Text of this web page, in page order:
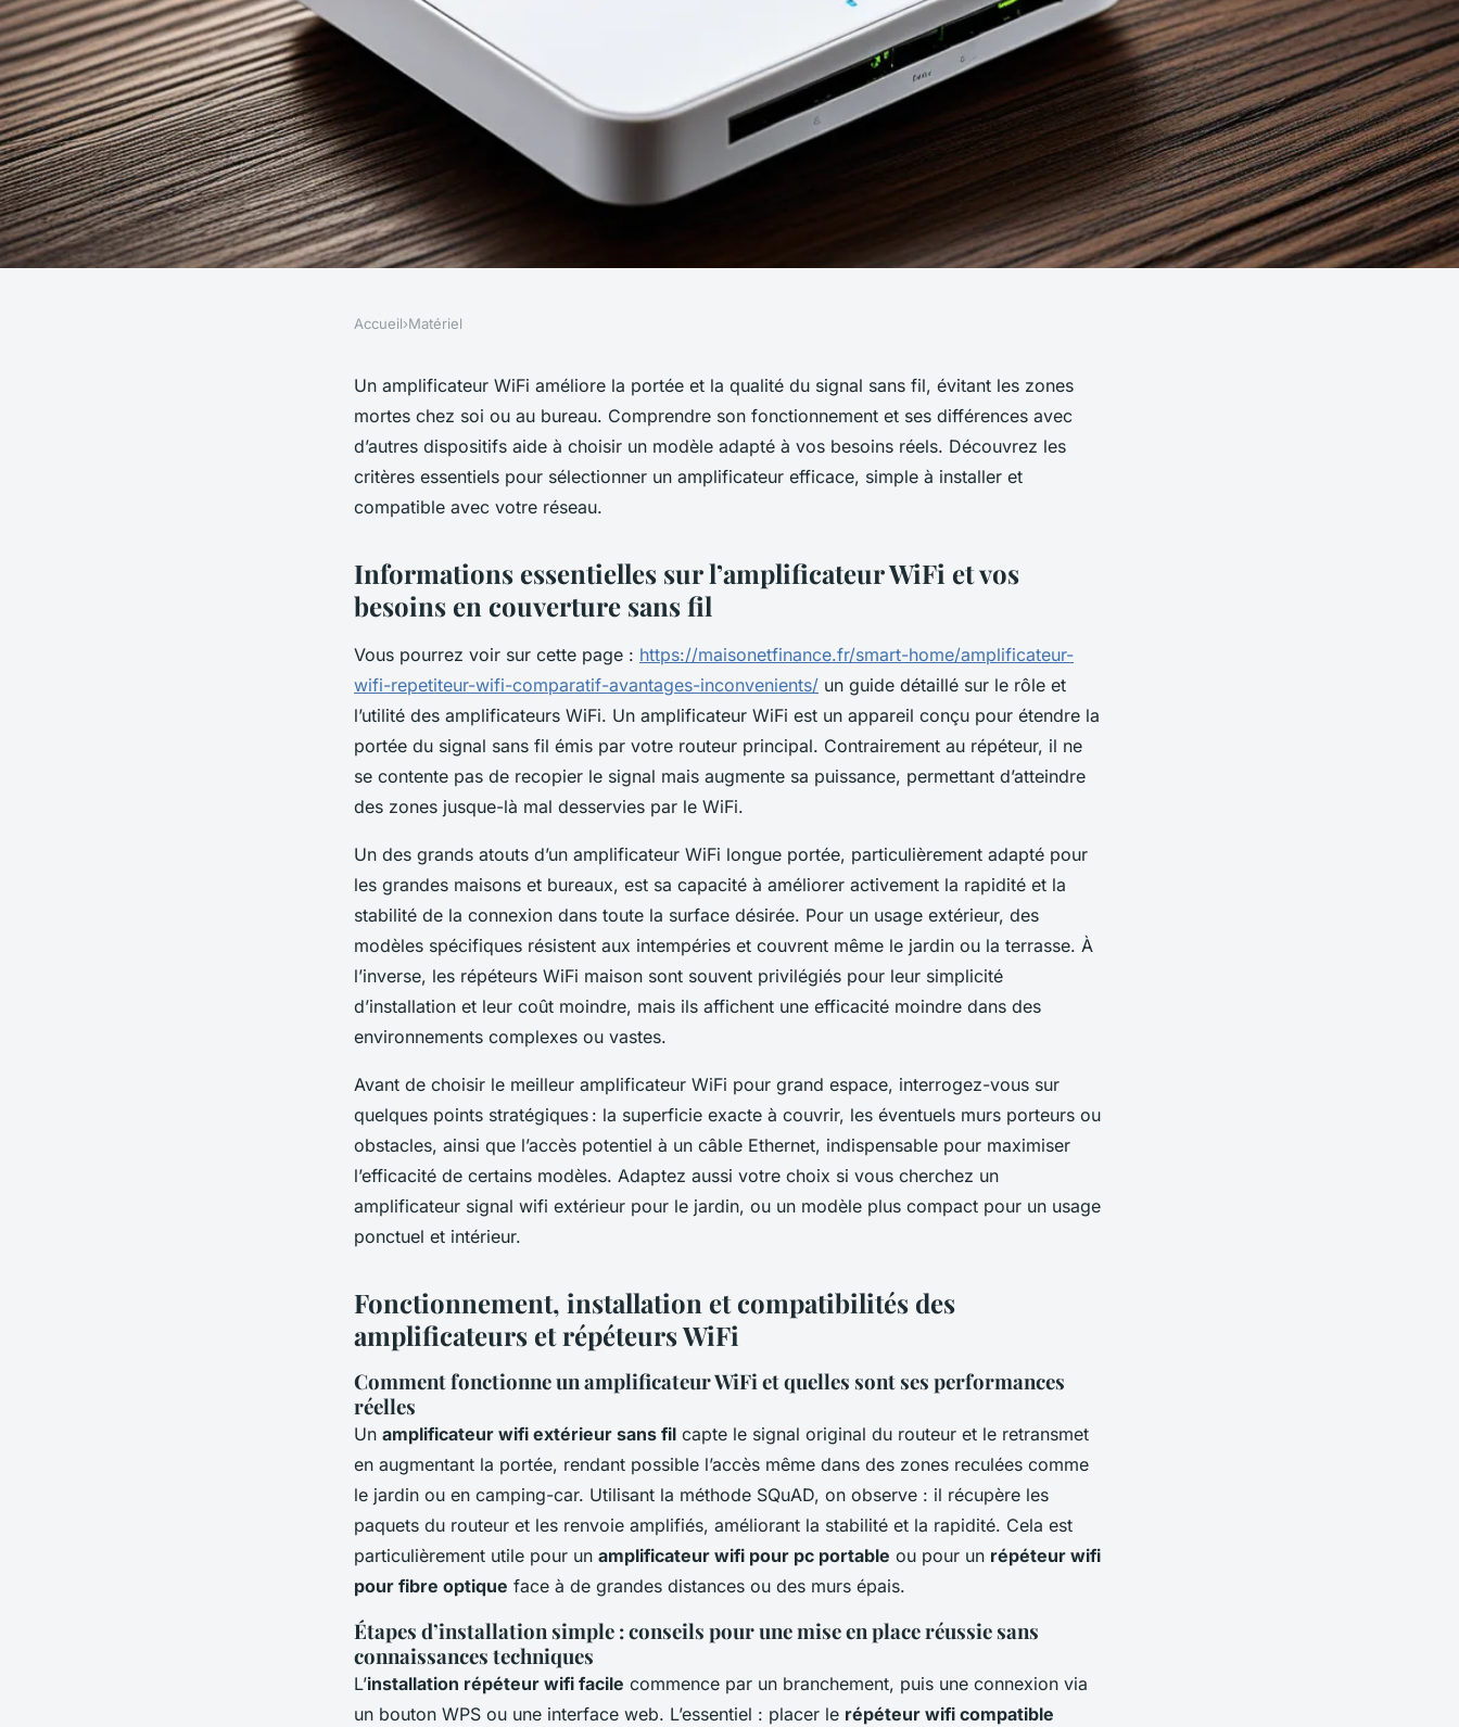
Amplificateur wifi : les clés pour
choisir le bon modèle
Accueil›Matériel
Un amplificateur WiFi améliore la portée et la qualité du signal sans fil, évitant les zones
mortes chez soi ou au bureau. Comprendre son fonctionnement et ses différences avec
d’autres dispositifs aide à choisir un modèle adapté à vos besoins réels. Découvrez les
critères essentiels pour sélectionner un amplificateur efficace, simple à installer et
compatible avec votre réseau.
Informations essentielles sur l’amplificateur WiFi et vos
besoins en couverture sans fil
Vous pourrez voir sur cette page : https://maisonetfinance.fr/smart-home/amplificateur-
wifi-repetiteur-wifi-comparatif-avantages-inconvenients/ un guide détaillé sur le rôle et
l’utilité des amplificateurs WiFi. Un amplificateur WiFi est un appareil conçu pour étendre la
portée du signal sans fil émis par votre routeur principal. Contrairement au répéteur, il ne
se contente pas de recopier le signal mais augmente sa puissance, permettant d’atteindre
des zones jusque-là mal desservies par le WiFi.
Un des grands atouts d’un amplificateur WiFi longue portée, particulièrement adapté pour
les grandes maisons et bureaux, est sa capacité à améliorer activement la rapidité et la
stabilité de la connexion dans toute la surface désirée. Pour un usage extérieur, des
modèles spécifiques résistent aux intempéries et couvrent même le jardin ou la terrasse. À
l’inverse, les répéteurs WiFi maison sont souvent privilégiés pour leur simplicité
d’installation et leur coût moindre, mais ils affichent une efficacité moindre dans des
environnements complexes ou vastes.
Avant de choisir le meilleur amplificateur WiFi pour grand espace, interrogez-vous sur
quelques points stratégiques : la superficie exacte à couvrir, les éventuels murs porteurs ou
obstacles, ainsi que l’accès potentiel à un câble Ethernet, indispensable pour maximiser
l’efficacité de certains modèles. Adaptez aussi votre choix si vous cherchez un
amplificateur signal wifi extérieur pour le jardin, ou un modèle plus compact pour un usage
ponctuel et intérieur.
Fonctionnement, installation et compatibilités des
amplificateurs et répéteurs WiFi
Comment fonctionne un amplificateur WiFi et quelles sont ses performances
réelles
Un amplificateur wifi extérieur sans fil capte le signal original du routeur et le retransmet
en augmentant la portée, rendant possible l’accès même dans des zones reculées comme
le jardin ou en camping-car. Utilisant la méthode SQuAD, on observe : il récupère les
paquets du routeur et les renvoie amplifiés, améliorant la stabilité et la rapidité. Cela est
particulièrement utile pour un amplificateur wifi pour pc portable ou pour un répéteur wifi
pour fibre optique face à de grandes distances ou des murs épais.
Étapes d’installation simple : conseils pour une mise en place réussie sans
connaissances techniques
L’installation répéteur wifi facile commence par un branchement, puis une connexion via
un bouton WPS ou une interface web. L’essentiel : placer le répéteur wifi compatible